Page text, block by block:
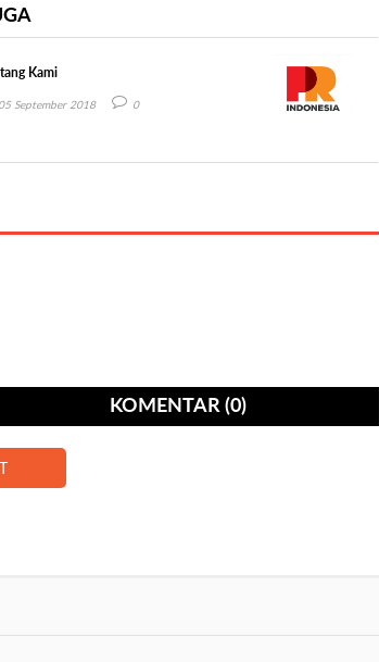
Kami
05 September 2018 0
KOMENTAR (0)